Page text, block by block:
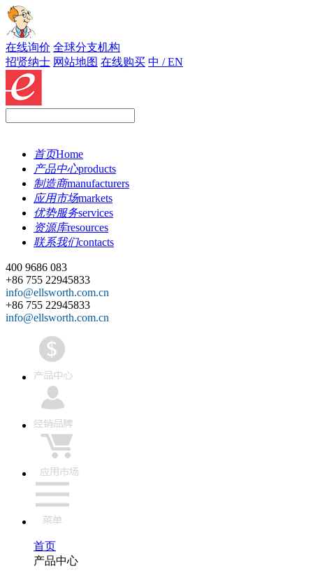
在线询价 全球分支机构
招贤纳士 网站地图 在线购买 中 / EN
首页Home
产品中心products
制造商manufacturers
应用市场markets
优势服务services
资源库resources
联系我们contacts
400 9686 083
+86 755 22945833
info@ellsworth.com.cn
+86 755 22945833
info@ellsworth.com.cn
首页
产品中心